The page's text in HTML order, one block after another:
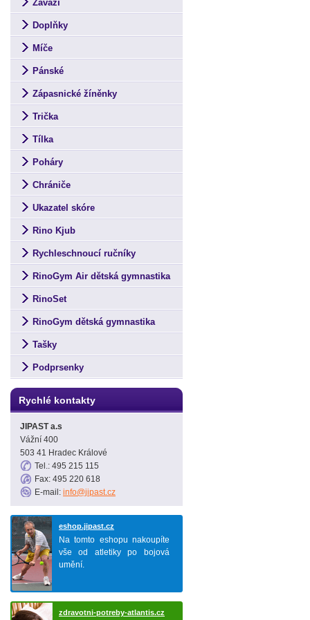
Závaží
Doplňky
Míče
Pánské
Zápasnické žíněnky
Trička
Tílka
Poháry
Chrániče
Ukazatel skóre
Rino Kjub
Rychleschnoucí ručníky
RinoGym Air dětská gymnastika
RinoSet
RinoGym dětská gymnastika
Tašky
Podprsenky
Rychlé kontakty
JIPAST a.s
Vážní 400
503 41 Hradec Králové
Tel.: 495 215 115
Fax: 495 220 618
E-mail: info@jipast.cz
eshop.jipast.cz
Na tomto eshopu nakoupíte
vše od atletiky po bojová
umění.
zdravotni-potreby-atlantis.cz